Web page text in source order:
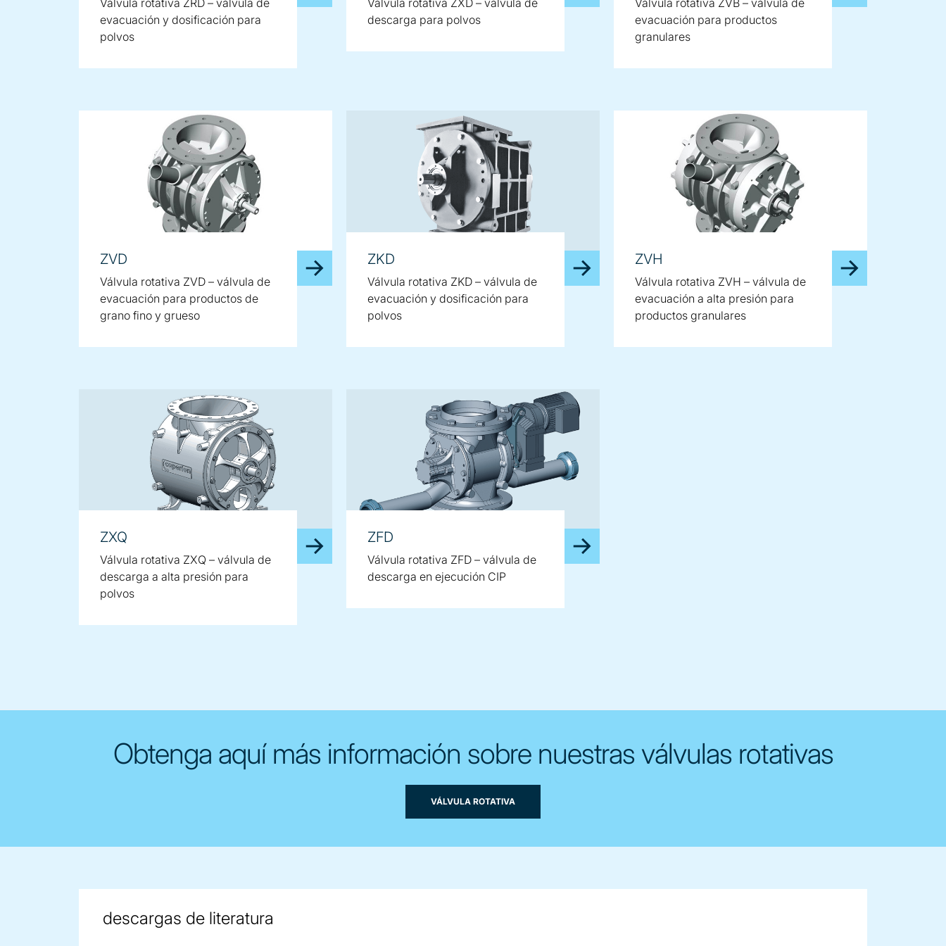
Válvula rotativa ZRD – válvula de
evacuación y dosificación para
polvos
Válvula rotativa ZXD – válvula de
descarga para polvos
Válvula rotativa ZVB – válvula de
evacuación para productos
granulares
ZVD
Válvula rotativa ZVD – válvula de
evacuación para productos de
grano fino y grueso
ZKD
Válvula rotativa ZKD – válvula de
evacuación y dosificación para
polvos
ZVH
Válvula rotativa ZVH – válvula de
evacuación a alta presión para
productos granulares
ZXQ
Válvula rotativa ZXQ – válvula de
descarga a alta presión para
polvos
ZFD
Válvula rotativa ZFD – válvula de
descarga en ejecución CIP
Obtenga aquí más información sobre nuestras válvulas rotativas
VÁLVULA ROTATIVA
descargas de literatura